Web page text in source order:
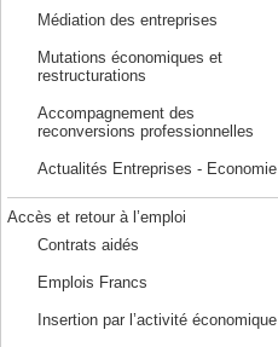
Médiation des entreprises
Mutations économiques et
restructurations
Accompagnement des
reconversions professionnelles
Actualités Entreprises - Economie
Accès et retour à l’emploi
Contrats aidés
Emplois Francs
Insertion par l’activité économique